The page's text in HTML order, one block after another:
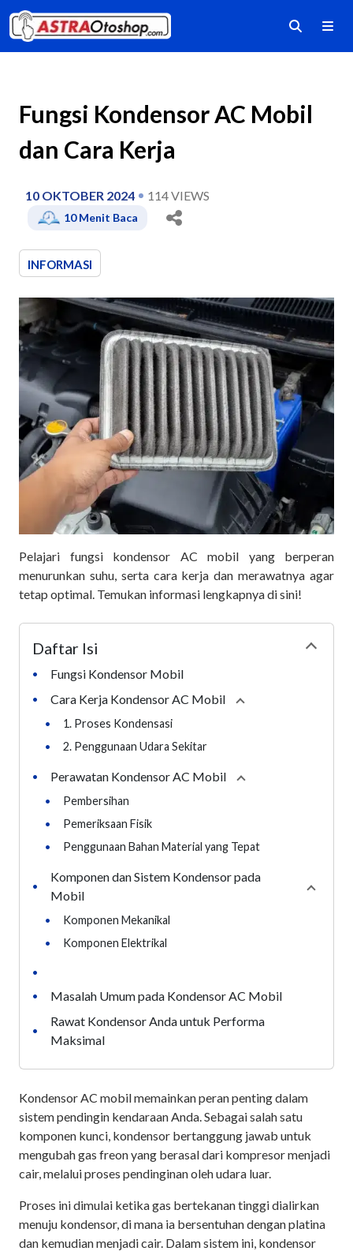
Fungsi Kondensor AC Mobil
dan Cara Kerja
10 OKTOBER 2024 114VIEWS
10Menit Baca
INFORMASI
Pelajari fungsi kondensor AC mobil yang berperan
menurunkan suhu, serta cara kerja dan merawatnya agar
tetap optimal. Temukan informasi lengkapnya di sini!
Daftar Isi
•
Fungsi Kondensor Mobil
• Cara Kerja Kondensor AC Mobil Collapse
•
1. Proses Kondensasi
•
2. Penggunaan Udara Sekitar
• Perawatan Kondensor AC Mobil Collapse
•
Pembersihan
•
Pemeriksaan Fisik
•
Penggunaan Bahan Material yang Tepat
•
Komponen dan Sistem Kondensor pada
Mobil
•
Komponen Mekanikal
•
Komponen Elektrikal
•
•
Masalah Umum pada Kondensor AC Mobil
•
Rawat Kondensor Anda untuk Performa
Maksimal
Kondensor AC mobil memainkan peran penting dalam
sistem pendingin kendaraan Anda. Sebagai salah satu
komponen kunci, kondensor bertanggung jawab untuk
mengubah gas freon yang berasal dari kompresor menjadi
cair, melalui proses pendinginan oleh udara luar.
Proses ini dimulai ketika gas bertekanan tinggi dialirkan
menuju kondensor, di mana ia bersentuhan dengan platina
dan kemudian menjadi cair. Dalam sistem ini, kondensor